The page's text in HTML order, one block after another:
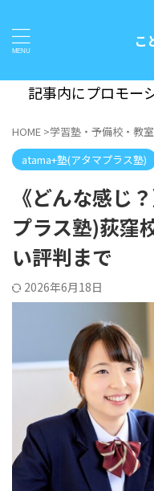
こ
記事内にプロモー
HOME >学習塾・予備校・教室
atama+塾(アタマプラス塾)
《どんな感じ
プラス塾)荻窪
い評判まで
2026年6月18日